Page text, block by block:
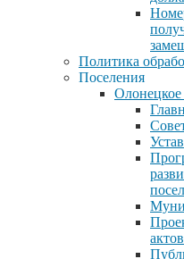
Политика
Поселения
Олонецкое
Устав
актов